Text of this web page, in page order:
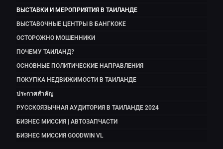
ВЫСТАВКИ И МЕРОПРИЯТИЯ В ТАИЛАНДЕ
ВЫСТАВОЧНЫЕ ЦЕНТРЫ В БАНГКОКЕ
ОСТОРОЖНО МОШЕННИКИ
ПОЧЕМУ ТАИЛАНД?
ОСНОВНЫЕ ПОЛИТИЧЕСКИЕ НАПРАВЛЕНИЯ
ПОКУПКА НЕДВИЖИМОСТИ В ТАИЛАНДЕ
ประกาศสำคัญ
РУССКОЯЗЫЧНАЯ АУДИТОРИЯ В ТАИЛАНДЕ 2024
БИЗНЕС МИССИЯ | АВТОЗАПЧАСТИ
БИЗНЕС МИССИЯ GOODWIN VL